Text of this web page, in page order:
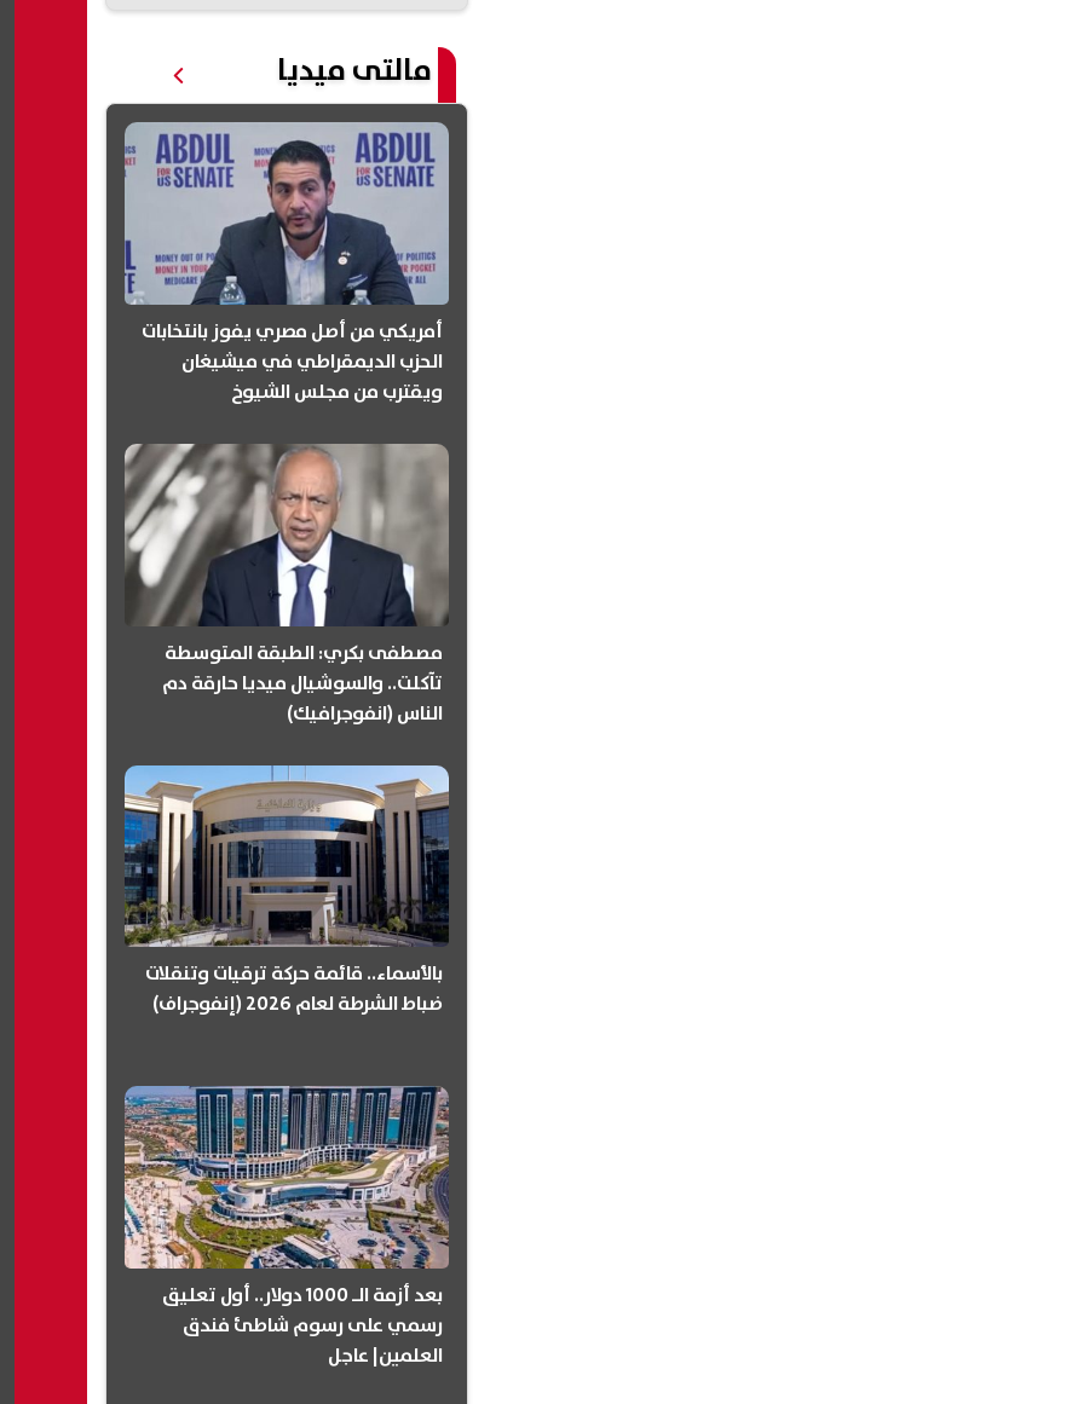
مالتى ميديا
أمريكي من أصل مصري يفوز بانتخابات
الحزب الديمقراطي في ميشيغان
ويقترب من مجلس الشيوخ
مصطفى بكري: الطبقة المتوسطة
تآكلت.. والسوشيال ميديا حارقة دم
الناس (انفوجرافيك)
بالأسماء.. قائمة حركة ترقيات وتنقلات
ضباط الشرطة لعام 2026 (إنفوجراف)
بعد أزمة الـ 1000 دولار.. أول تعليق
رسمي على رسوم شاطئ فندق
العلمين| عاجل